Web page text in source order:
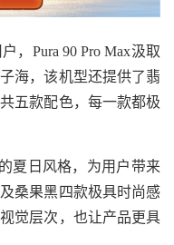
Pura 90 Pro Max汲取
海，该机型还提供了翡
五款配色，每一款都极
夏日风格，为用户带来
桑果黑四款极具时尚感
觉层次，也让产品更具